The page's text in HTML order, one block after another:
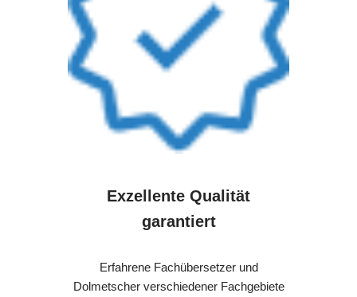
Exzellente Qualität
garantiert
Erfahrene Fachübersetzer und
Dolmetscher verschiedener Fachgebiete